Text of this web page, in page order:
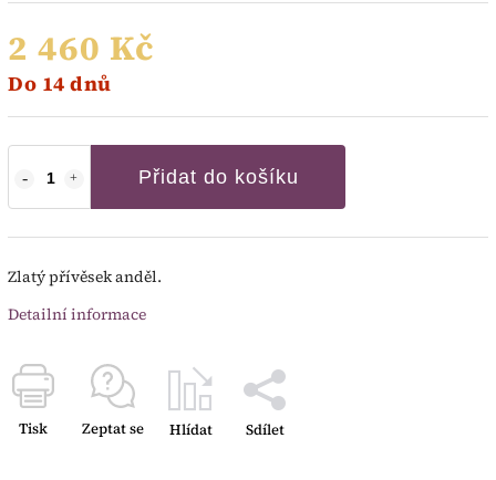
2 460 Kč
Do 14 dnů
Přidat do košíku
Zlatý přívěsek anděl.
Detailní informace
Tisk Zeptat se Hlídat Sdílet